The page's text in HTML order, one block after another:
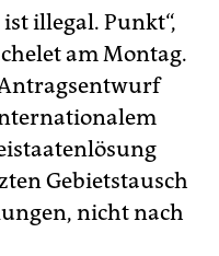
illegal. Punkt“,
am Montag.
Gebiets­tausch
nicht nach